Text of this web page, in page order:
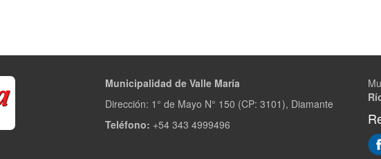
Municipalidad de Valle María
Dirección: 1° de Mayo N° 150 (CP: 3101), Diamante
Teléfono: +54 343 4999496